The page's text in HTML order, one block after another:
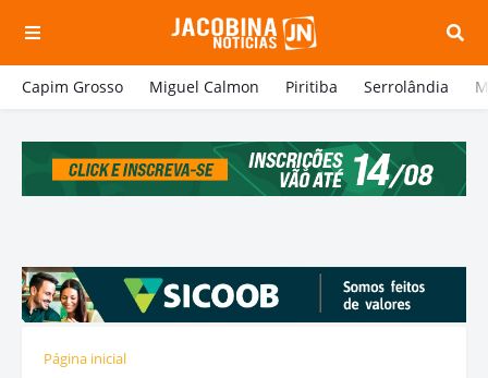
Capim Grosso Miguel Calmon Piritiba Serrolândia
Página inicial